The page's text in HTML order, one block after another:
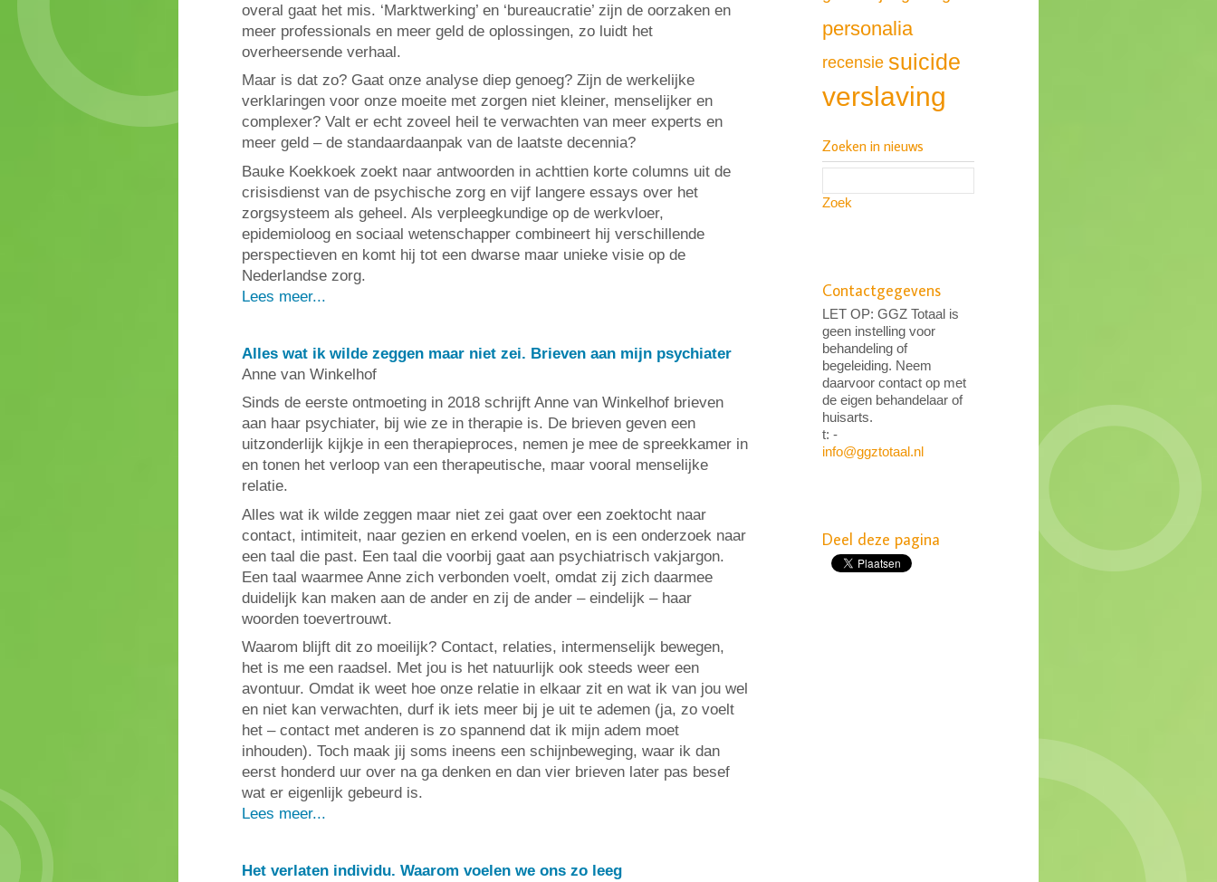
overal gaat het mis. ‘Marktwerking’ en ‘bureaucratie’ zijn de oorzaken en
meer professionals en meer geld de oplossingen, zo luidt het
overheersende verhaal.
Maar is dat zo? Gaat onze analyse diep genoeg? Zijn de werkelijke
verklaringen voor onze moeite met zorgen niet kleiner, menselijker en
complexer? Valt er echt zoveel heil te verwachten van meer experts en
meer geld – de standaardaanpak van de laatste decennia?
Bauke Koekkoek zoekt naar antwoorden in achttien korte columns uit de
crisisdienst van de psychische zorg en vijf langere essays over het
zorgsysteem als geheel. Als verpleegkundige op de werkvloer,
epidemioloog en sociaal wetenschapper combineert hij verschillende
perspectieven en komt hij tot een dwarse maar unieke visie op de
Nederlandse zorg.
Lees meer...
Alles wat ik wilde zeggen maar niet zei. Brieven aan mijn psychiater
Anne van Winkelhof
Sinds de eerste ontmoeting in 2018 schrijft Anne van Winkelhof brieven
aan haar psychiater, bij wie ze in therapie is. De brieven geven een
uitzonderlijk kijkje in een therapieproces, nemen je mee de spreekkamer in
en tonen het verloop van een therapeutische, maar vooral menselijke
relatie.
Alles wat ik wilde zeggen maar niet zei gaat over een zoektocht naar
contact, intimiteit, naar gezien en erkend voelen, en is een onderzoek naar
een taal die past. Een taal die voorbij gaat aan psychiatrisch vakjargon.
Een taal waarmee Anne zich verbonden voelt, omdat zij zich daarmee
duidelijk kan maken aan de ander en zij de ander – eindelijk – haar
woorden toevertrouwt.
Waarom blijft dit zo moeilijk? Contact, relaties, intermenselijk bewegen,
het is me een raadsel. Met jou is het natuurlijk ook steeds weer een
avontuur. Omdat ik weet hoe onze relatie in elkaar zit en wat ik van jou wel
en niet kan verwachten, durf ik iets meer bij je uit te ademen (ja, zo voelt
het – contact met anderen is zo spannend dat ik mijn adem moet
inhouden). Toch maak jij soms ineens een schijnbeweging, waar ik dan
eerst honderd uur over na ga denken en dan vier brieven later pas besef
wat er eigenlijk gebeurd is.
Lees meer...
Het verlaten individu. Waarom voelen we ons zo leeg
personalia
recensie suicide
verslaving
Zoeken in nieuws
Zoek
Contactgegevens
LET OP: GGZ Totaal is
geen instelling voor
behandeling of
begeleiding. Neem
daarvoor contact op met
de eigen behandelaar of
huisarts.
t: -
info@ggztotaal.nl
Deel deze pagina